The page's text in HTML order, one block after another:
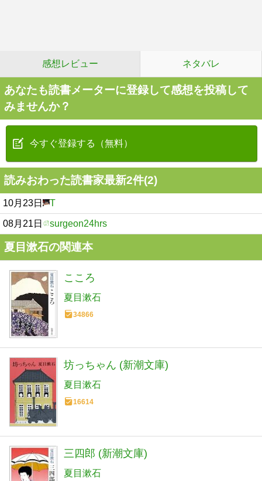
感想レビュー ネタバレ
あなたも読書メーターに登録して感想を投稿して
みませんか？
今すぐ登録する（無料）
読みおわった読書家最新2件(2)
10月23日 T
08月21日 surgeon24hrs
夏目漱石の関連本
こころ
夏目漱石
34866
坊っちゃん (新潮文庫)
夏目漱石
16614
三四郎 (新潮文庫)
夏目漱石